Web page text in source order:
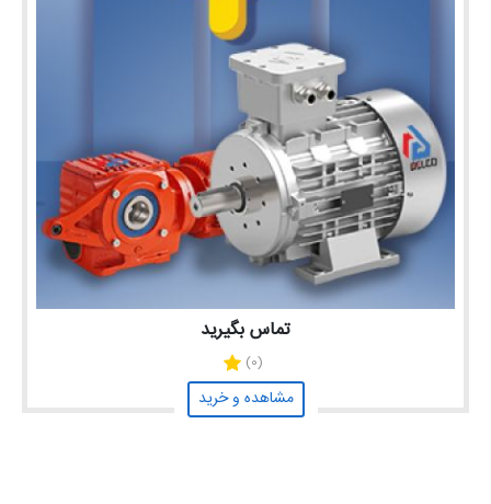
تماس بگیرید
(0)
مشاهده و خرید